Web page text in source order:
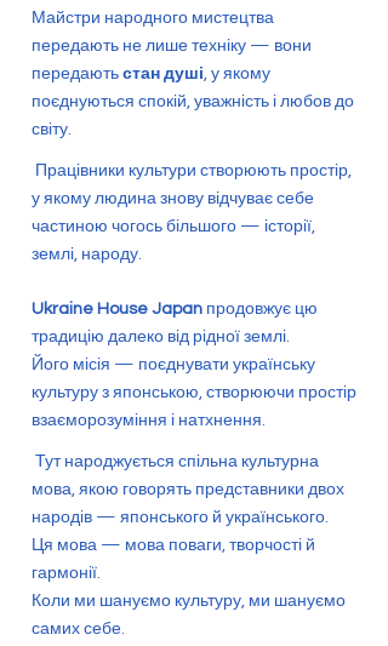
Майстри народного мистецтва
передають не лише техніку — вони
передають стан душі, у якому
поєднуються спокій, уважність і любов до
світу.
Працівники культури створюють простір,
у якому людина знову відчуває себе
частиною чогось більшого — історії,
землі, народу.
Ukraine House Japan продовжує цю
традицію далеко від рідної землі.
Його місія — поєднувати українську
культуру з японською, створюючи простір
взаєморозуміння і натхнення.
Тут народжується спільна культурна
мова, якою говорять представники двох
народів — японського й українського.
Ця мова — мова поваги, творчості й
гармонії.
Коли ми шануємо культуру, ми шануємо
самих себе.